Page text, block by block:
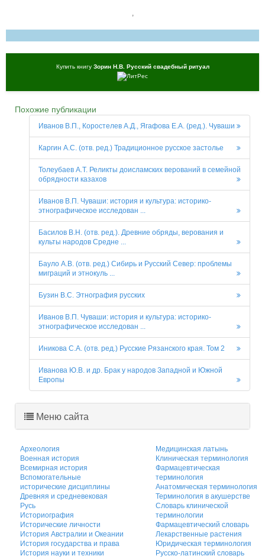
,
Купить книгу Зорин Н.В. Русский свадебный ритуал
Похожие публикации
Иванов В.П., Коростелев А.Д., Ягафова Е.А. (ред.). Чуваши
Каргин А.С. (отв. ред.) Традиционное русское застолье
Толеубаев А.Т. Реликты доисламских верований в семейной
обрядности казахов
Иванов В.П. Чуваши: история и культура: историко-
этнографическое исследован ...
Басилов В.Н. (отв. ред.). Древние обряды, верования и
культы народов Средне ...
Бауло А.В. (отв. ред.) Сибирь и Русский Север: проблемы
миграций и этнокуль ...
Бузин В.С. Этнография русских
Иванов В.П. Чуваши: история и культура: историко-
этнографическое исследован ...
Иникова С.А. (отв. ред.) Русские Рязанского края. Том 2
Иванова Ю.В. и др. Брак у народов Западной и Южной
Европы
Меню сайта
Археология
Военная история
Всемирная история
Вспомогательные
исторические дисциплины
Древняя и средневековая
Русь
Историография
Исторические личности
История Австралии и Океании
История государства и права
История науки и техники
Медицинская латынь
Клиническая терминология
Фармацевтическая
терминология
Анатомическая терминология
Терминология в акушерстве
Словарь клинической
терминологии
Фармацевтический словарь
Лекарственные растения
Юридическая терминология
Русско-латинский словарь